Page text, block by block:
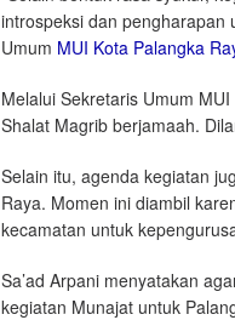
introspeksi dan pengharapan
Umum MUI Kota Palangka
Melalui Sekretaris Umum
Shalat Magrib berjamaah.
Selain itu, agenda kegiatan
Raya. Momen ini diambil
kecamatan untuk
Sa’ad Arpani menyatakan
kegiatan Munajat untuk